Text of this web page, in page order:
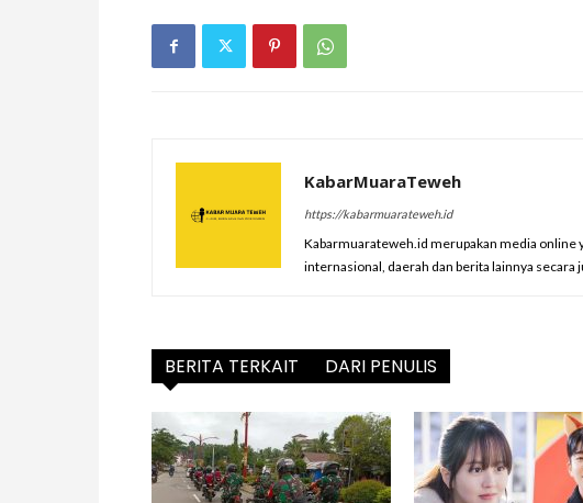
KabarMuaraTeweh
https://kabarmuarateweh.id
Kabarmuarateweh.id merupakan media online
internasional, daerah dan berita lainnya secara
BERITA TERKAIT DARI PENULIS